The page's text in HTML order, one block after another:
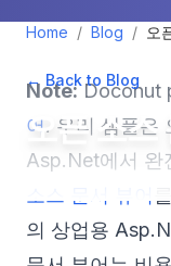
Home / Blog / 오
← Back to Blog
오픈 소스
Note:Doconut
어. 우리 샘플은
Asp.Net에서 완
의 상업용